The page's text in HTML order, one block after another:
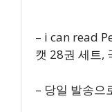
– i can read
캣 28권 세트,
– 당일 발송으